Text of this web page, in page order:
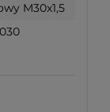
M30x1,5